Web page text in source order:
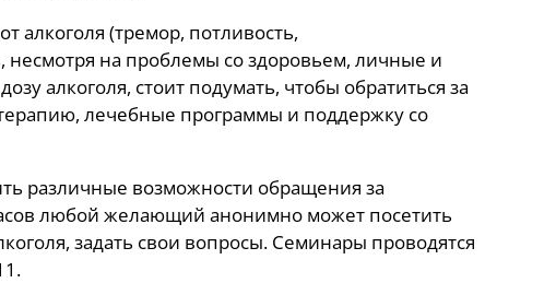
алкоголя (тремор, потливость,
несмотря на проблемы со здоровьем, личные и
алкоголя, стоит подумать, чтобы обратиться за
лечебные программы и поддержку со
различные возможности обращения за
любой желающий анонимно может посетить
задать свои вопросы. Семинары проводятся